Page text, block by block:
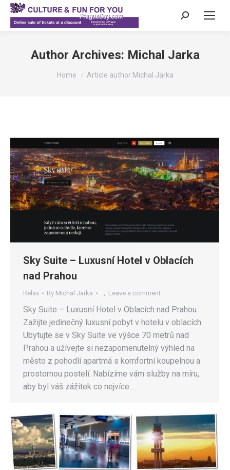
Search:
Author Archives: Michal Jarka
You are here:
Home Article author Michal Jarka
Sky Suite – Luxusní Hotel v Oblacích
nad Prahou
Relax By Michal Jarka Leave a comment
Sky Suite – Luxusní Hotel v Oblacích nad Prahou
Zažijte jedinečný luxusní pobyt v hotelu v oblacích.
Ubytujte se v Sky Suite ve výšce 70 metrů nad
Prahou a užívejte si nezapomenutelný výhled na
město z pohodlí apartmá s komfortní koupelnou a
prostornou postelí. Nabízíme vám služby na míru,
aby byl váš zážitek co nejvíce…